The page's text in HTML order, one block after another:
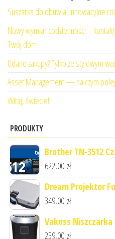
Suszarka do obuwia: innowacyjne
Nowy wymiar codzienności –
Twój dom
Udane zakupy? Tylko ze stylowym
Asset Management — na czym
Witaj, świecie!
PRODUKTY
Brother TN-3512
622,00 zł
Dream Projektor
349,00 zł
Vakoss Niszczarka
259,00 zł